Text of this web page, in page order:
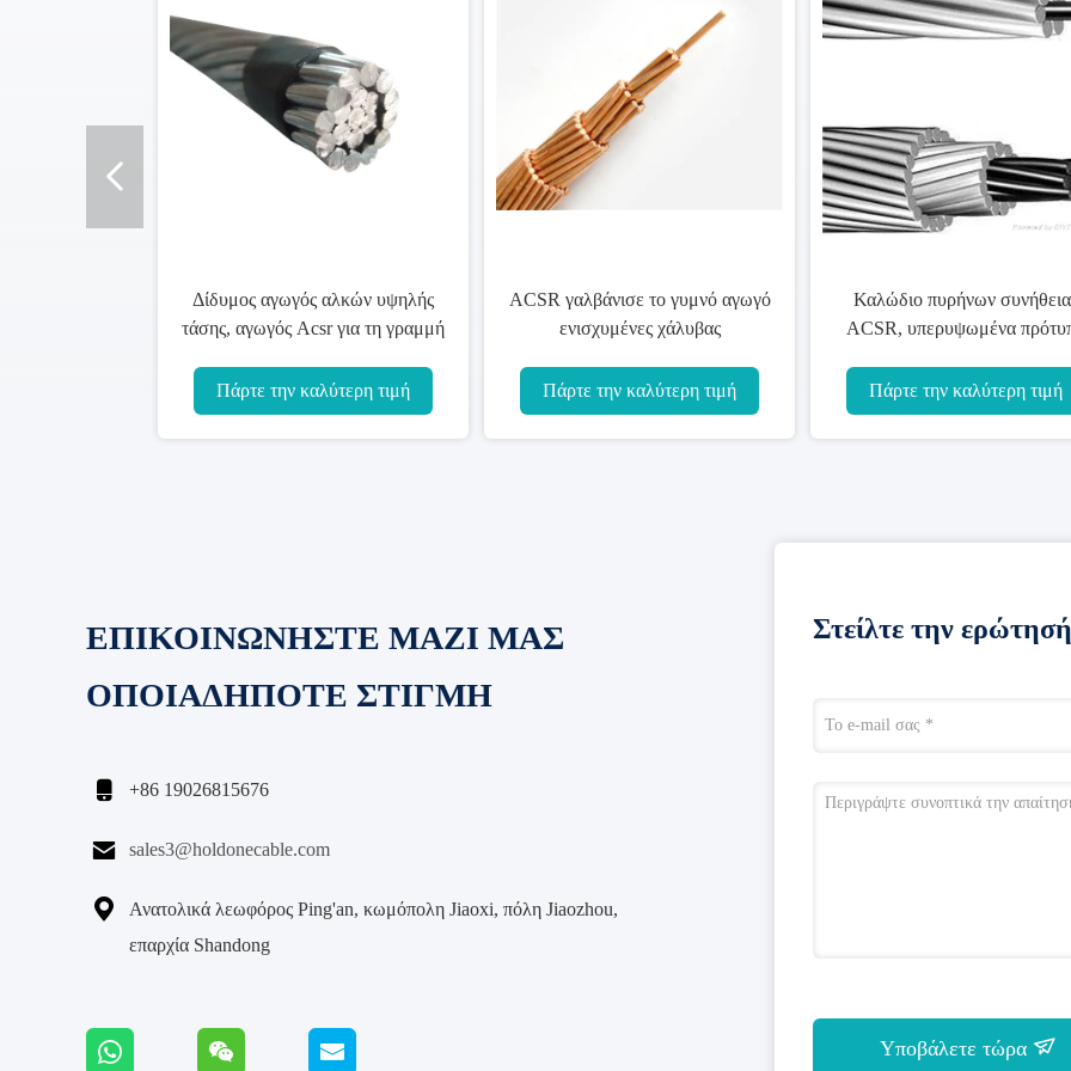
ACSR γαλβάνισε το γυμνό αγωγό
ενισχυμένες χάλυβας
Πάρτε την καλύτερη τιμή
Καλώδιο πυρήνων συνήθειας
ACSR, υπερυψωμένα πρότυπα
ASTM γραμμών
Πάρτε την καλύτερη τιμή
Γυμνός αγωγός AAAC ACSR
AAC AAC όλο το υλικό μέγεθος
Πάρτε την καλύτερη τιμή
ΕΠΙΚΟΙΝΩΝΗΣΤΕ ΜΑΖΙ ΜΑΣ
ΟΠΟΙΑΔΗΠΟΤΕ ΣΤΙΓΜΗ
 +86 19026815676
 sales3@holdonecable.com

Ανατολικά λεωφόρος Ping'an, κωμόπολη Jiaoxi, πόλη Jiaozhou,
επαρχία Shandong
Στείλτε την
Υποβάλετε τώρα